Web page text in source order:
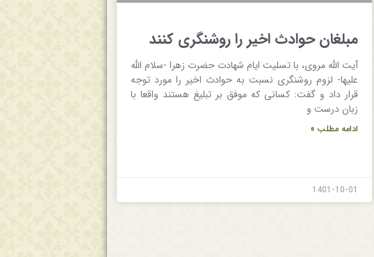
مبلغان حوادث اخیر را روشنگری کنند
آیت الله مروی، با تسلیت ایام شهادت حضرت زهرا -سلام الله
علیها- لزوم روشنگری نسبت به حوادث اخیر را مورد توجه
قرار داد و گفت: کسانی که موفق بر تبلیغ هستند واقعا با
زبان درست و
ادامه مطلب »
1401-10-01